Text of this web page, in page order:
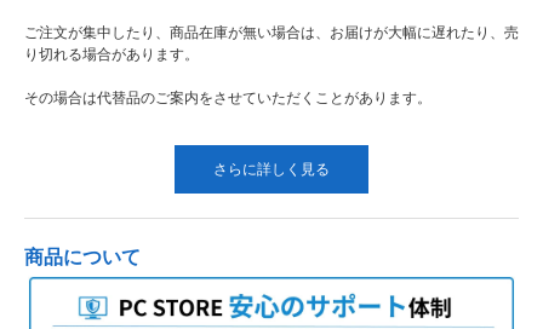
ご注文が集中したり、商品在庫が無い場合は、お届けが大幅に遅れたり、売
り切れる場合があります。
その場合は代替品のご案内をさせていただくことがあります。
さらに詳しく見る
商品について